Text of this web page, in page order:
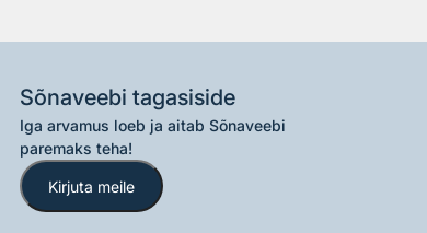
Sõnaveebi tagasiside
Iga arvamus loeb ja aitab Sõnaveebi
paremaks teha!
Kirjuta meile